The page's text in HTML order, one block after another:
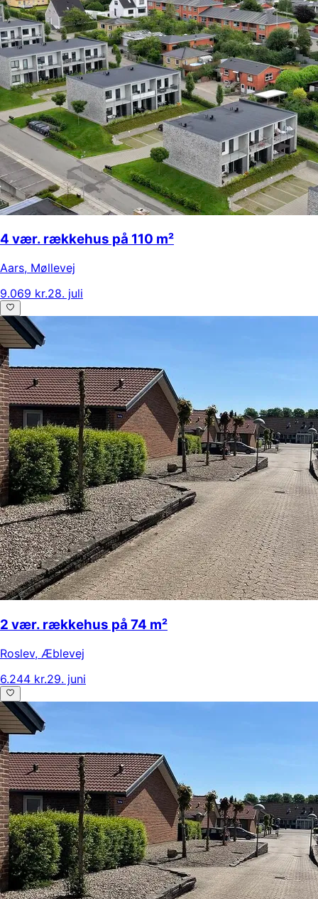
4 vær. rækkehus på 110 m²
Aars, Møllevej
9.069 kr.28. juli
2 vær. rækkehus på 74 m²
Roslev, Æblevej
6.244 kr.29. juni